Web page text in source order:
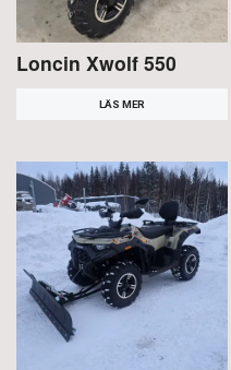
Loncin Xwolf 550
LÄS MER